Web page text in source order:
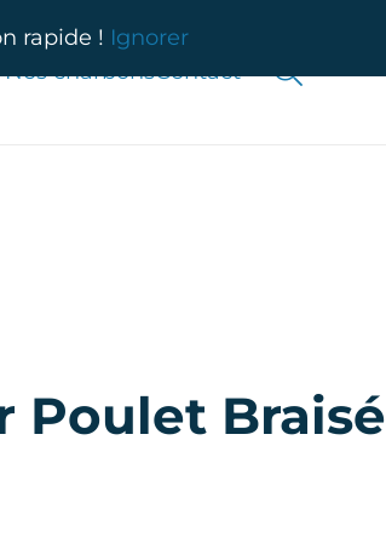
rapide ! Ignorer
Nos charbonsContact
Poulet Braisé